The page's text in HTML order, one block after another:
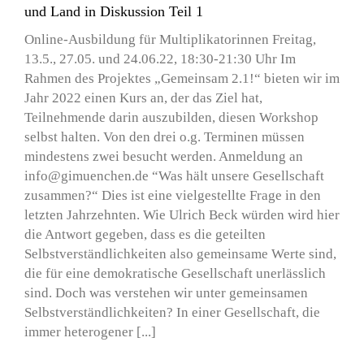
und Land in Diskussion Teil 1
Online-Ausbildung für Multiplikatorinnen Freitag,
13.5., 27.05. und 24.06.22, 18:30-21:30 Uhr Im
Rahmen des Projektes „Gemeinsam 2.1!“ bieten wir im
Jahr 2022 einen Kurs an, der das Ziel hat,
Teilnehmende darin auszubilden, diesen Workshop
selbst halten. Von den drei o.g. Terminen müssen
mindestens zwei besucht werden. Anmeldung an
info@gimuenchen.de “Was hält unsere Gesellschaft
zusammen?“ Dies ist eine vielgestellte Frage in den
letzten Jahrzehnten. Wie Ulrich Beck würden wird hier
die Antwort gegeben, dass es die geteilten
Selbstverständlichkeiten also gemeinsame Werte sind,
die für eine demokratische Gesellschaft unerlässlich
sind. Doch was verstehen wir unter gemeinsamen
Selbstverständlichkeiten? In einer Gesellschaft, die
immer heterogener [...]